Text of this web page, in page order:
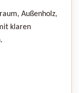
Außenholz,
klaren